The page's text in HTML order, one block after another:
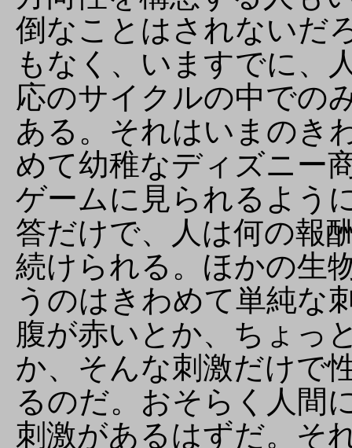
倒なことはされないだ
もなく、いますでに、
応のサイクルの中での
ある。それはいまのき
めて幼稚なディズニー
ゲームに見られるよう
答だけで、人は何の報
続けられる。ほかの生
うのはきわめて単純な
腹が赤いとか、ちょっ
か、そんな刺激だけで
るのだ。おそらく人間
刺激があるはずだ。そ